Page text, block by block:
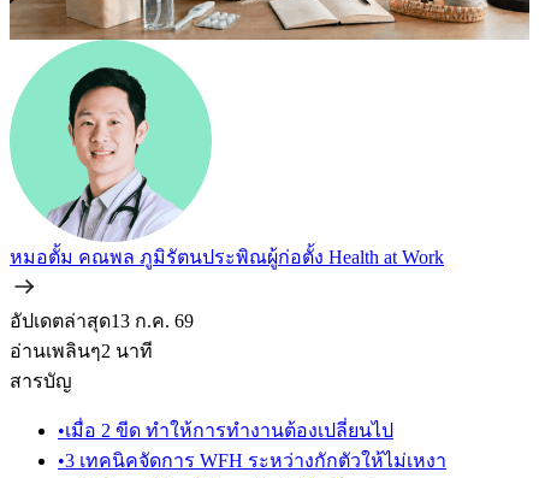
หมอตั้ม คณพล ภูมิรัตนประพิณผู้ก่อตั้ง Health at Work
อัปเดตล่าสุด13 ก.ค. 69
อ่านเพลินๆ2 นาที
สารบัญ
•เมื่อ 2 ขีด ทำให้การทำงานต้องเปลี่ยนไป
•3 เทคนิคจัดการ WFH ระหว่างกักตัวให้ไม่เหงา